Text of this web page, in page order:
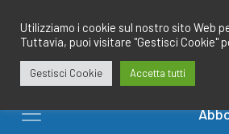
contenuto
Utilizziamo i cookie sul nostro sito Web
Tuttavia, puoi visitare "Gestisci Cookie"
Gestisci Cookie Accetta tutti